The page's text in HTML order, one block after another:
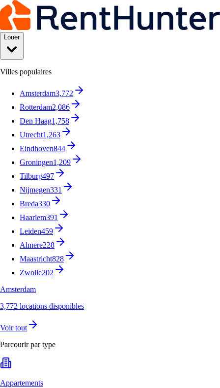
Louer
Villes populaires
Amsterdam3,772
Rotterdam2,086
Den Haag1,758
Utrecht1,263
Eindhoven844
Groningen1,209
Tilburg497
Nijmegen331
Breda330
Haarlem391
Leiden459
Almere228
Maastricht828
Zwolle202
Amsterdam
3,772 locations disponibles
Voir tout
Parcourir par type
Appartements